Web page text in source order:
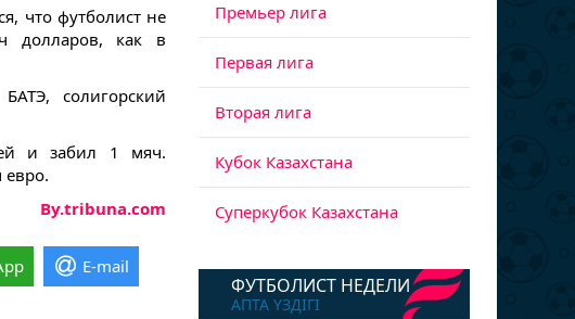
что футболист не
долларов, как в
солигорский
и забил 1 мяч.
евро.
By.tribuna.com
E-mail
Премьер лига
Первая лига
Вторая лига
Кубок Казахстана
Суперкубок Казахстана
ФУТБОЛИСТ НЕДЕЛИ
АПТА ҮЗДІГІ